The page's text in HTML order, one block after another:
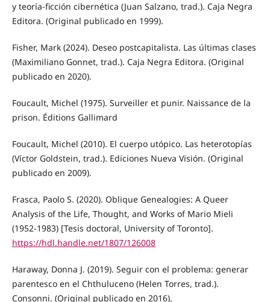
y teoría-ficción cibernética (Juan Salzano, trad.). Caja Negra
Editora. (Original publicado en 1999).
Fisher, Mark (2024). Deseo postcapitalista. Las últimas clases
(Maximiliano Gonnet, trad.). Caja Negra Editora. (Original
publicado en 2020).
Foucault, Michel (1975). Surveiller et punir. Naissance de la
prison. Éditions Gallimard
Foucault, Michel (2010). El cuerpo utópico. Las heterotopías
(Víctor Goldstein, trad.). Ediciones Nueva Visión. (Original
publicado en 2009).
Frasca, Paolo S. (2020). Oblique Genealogies: A Queer
Analysis of the Life, Thought, and Works of Mario Mieli
(1952-1983) [Tesis doctoral, University of Toronto].
https://hdl.handle.net/1807/126008
Haraway, Donna J. (2019). Seguir con el problema: generar
parentesco en el Chthuluceno (Helen Torres, trad.).
Consonni. (Original publicado en 2016).